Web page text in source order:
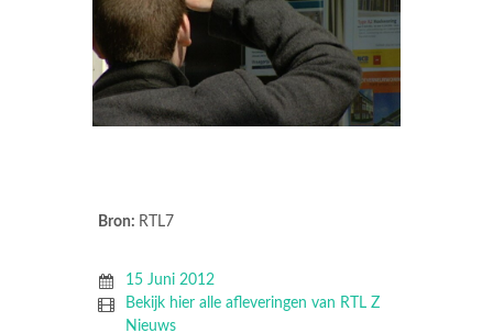
Bron: RTL7
15 Juni 2012
Bekijk hier alle afleveringen van RTL Z
Nieuws